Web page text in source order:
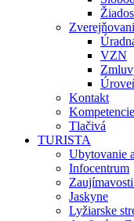
VZN
Kontakt
Tlačivá
TURISTA
Ubytovanie
Infocentrum
Jaskyne
Lyžiarske